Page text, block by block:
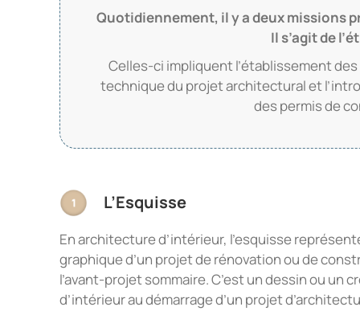
Quotidiennement, il y a deux missions
Il s’agit de
Celles-ci impliquent l’établissement
technique du projet architectural et
des permis de
L’Esquisse
En architecture d’intérieur, l’esquisse
graphique d’un projet de rénovation ou de
l’avant-projet sommaire. C’est un dessin ou un
d’intérieur au démarrage d’un projet